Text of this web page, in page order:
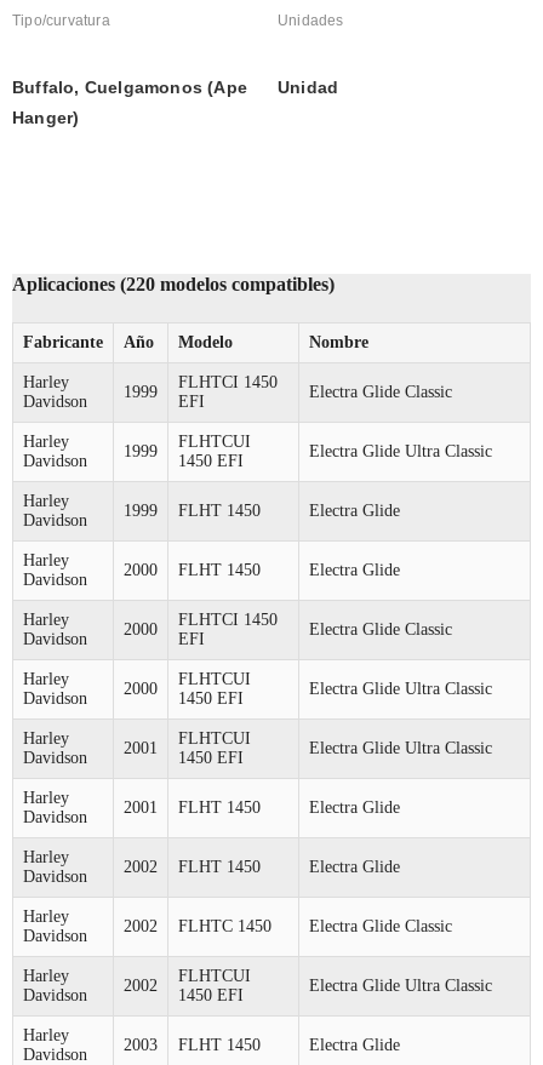
Tipo/curvatura
Buffalo, Cuelgamonos (Ape
Hanger)
Unidades
Unidad
Aplicaciones (220 modelos compatibles)
Fabricante Año Modelo Nombre
Harley
Davidson
1999
FLHTCI 1450
EFI
Electra Glide Classic
Harley
Davidson
1999
FLHTCUI
1450 EFI
Electra Glide Ultra Classic
Harley
Davidson
1999 FLHT 1450 Electra Glide
Harley
Davidson
2000 FLHT 1450 Electra Glide
Harley
Davidson
2000
FLHTCI 1450
EFI
Electra Glide Classic
Harley
Davidson
2000
FLHTCUI
1450 EFI
Electra Glide Ultra Classic
Harley
Davidson
2001
FLHTCUI
1450 EFI
Electra Glide Ultra Classic
Harley
Davidson
2001 FLHT 1450 Electra Glide
Harley
Davidson
2002 FLHT 1450 Electra Glide
Harley
Davidson
2002 FLHTC 1450 Electra Glide Classic
Harley
Davidson
2002
FLHTCUI
1450 EFI
Electra Glide Ultra Classic
Harley
Davidson
2003 FLHT 1450 Electra Glide